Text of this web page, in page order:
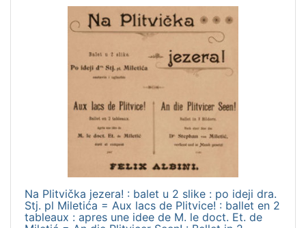
Na Plitvička jezera! : balet u 2 slike : po ideji dra.
Stj. pl Miletića = Aux lacs de Plitvice! : ballet en 2
tableaux : apres une idee de M. le doct. Et. de